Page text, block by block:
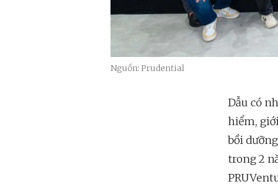
Nguồn: Prudential
Dẫu có
hiểm,
bồi
trong 2